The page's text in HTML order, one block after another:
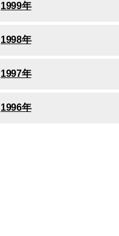
1999年
1998年
1997年
1996年